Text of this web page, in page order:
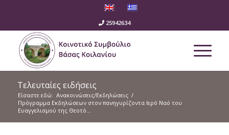
25942634
Τελευταίες ειδήσεις
Είσαστε εδώ: Ανακοινώσεις/Εκδηλώσεις /
Πρόγραμμα Εκδηλώσεων στον πανηγυρίζοντα Ιερό Ναό του
Ευαγγελισμού της Θεοτό...